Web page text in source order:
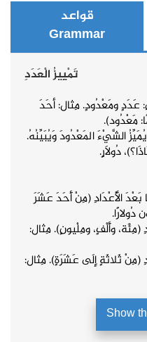
قواعد
Grammar
تَمْيِيزُ الْعَدَدِ
عَدَدٍ ومَعْدُودٍ. مِثال: أحَدَ
مَعْدُود).
الشَّيْءَ المَعْدُودَ وَيُبَيِّنُهُ.
دُولَارٍ.
بَعْدَ الْأَعْدَادِ (مِنْ أَحَدَ عَشَرَ
وأَلْفٍ، ومِلْيونٍ). مِثال:
(مِنْ ثَلاثَةٍ إِلَى عَشَرَةٍ). مِثال:
Show